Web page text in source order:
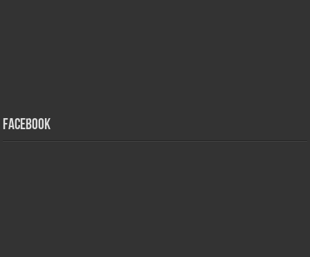
Facebook